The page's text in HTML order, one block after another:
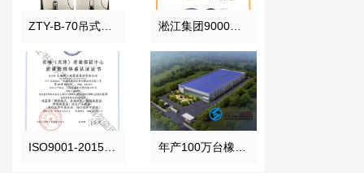
ZTY-B-70吊式弹簧减震器外壳强度测试报告 淞江集团9000认证 中文正本